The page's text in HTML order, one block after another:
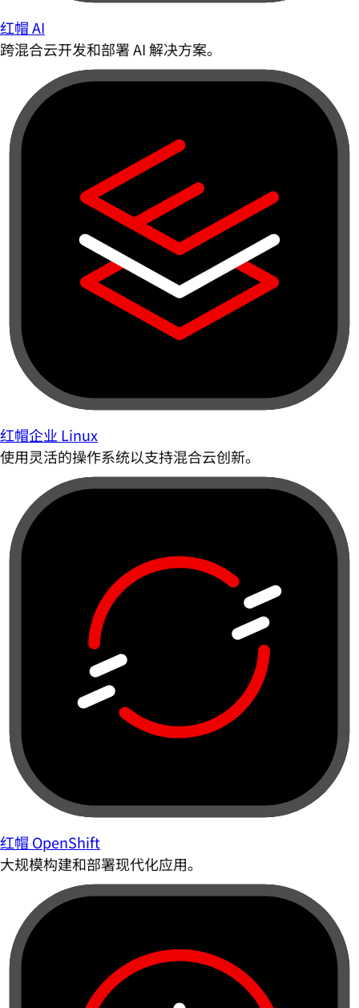
红帽 AI
跨混合云开发和部署 AI 解决方案。
红帽企业 Linux
使用灵活的操作系统以支持混合云创新。
红帽 OpenShift
大规模构建和部署现代化应用。